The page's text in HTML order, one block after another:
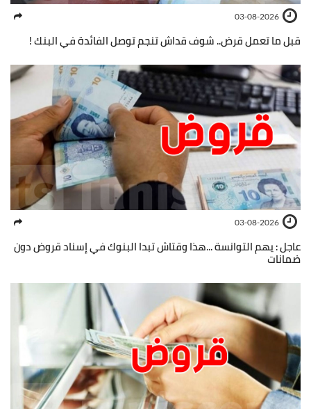
03-08-2026
قبل ما تعمل قرض.. شوف قداش تنجم توصل الفائدة في البنك !
03-08-2026
عاجل : يهم التوانسة ...هذا وقتاش تبدا البنوك في إسناد قروض دون
ضمانات